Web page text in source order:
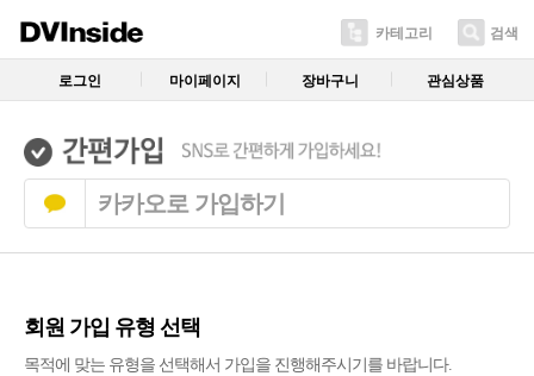
카테고리 검색
로그인 마이페이지 장바구니 관심상품
카카오로 가입하기
회원 가입 유형 선택
목적에 맞는 유형을 선택해서 가입을 진행해주시기를 바랍니다.